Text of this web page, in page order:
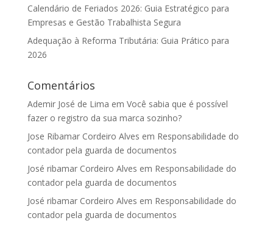
Calendário de Feriados 2026: Guia Estratégico para
Empresas e Gestão Trabalhista Segura
Adequação à Reforma Tributária: Guia Prático para
2026
Comentários
Ademir José de Lima em Você sabia que é possível
fazer o registro da sua marca sozinho?
Jose Ribamar Cordeiro Alves em Responsabilidade do
contador pela guarda de documentos
José ribamar Cordeiro Alves em Responsabilidade do
contador pela guarda de documentos
José ribamar Cordeiro Alves em Responsabilidade do
contador pela guarda de documentos